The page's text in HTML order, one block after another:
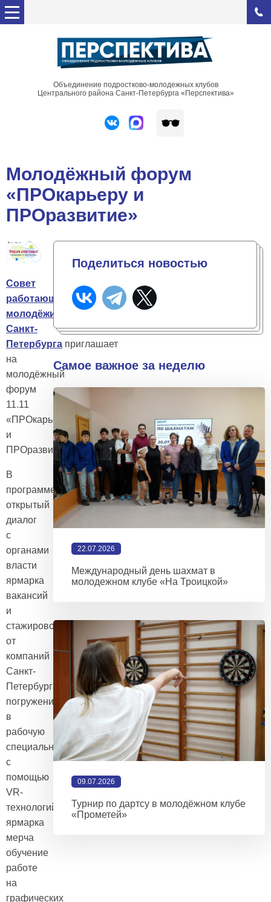
Объединение подростково-молодежных клубов
Центрального района Санкт-Петербурга «Перспектива»
Молодёжный форум
«ПРОкарьеру и
ПРОразвитие»
Совет
работающей
молодёжи
Санкт-
Петербурга приглашает
на
молодёжный
форум
11.11
«ПРОкарьеру
и
ПРОразвитие»
В
программе:
открытый
диалог
с
органами
власти
ярмарка
вакансий
и
стажировок
от
компаний
Санкт-
Петербурга
погружение
в
рабочую
специальность
с
помощью
VR-
технологий
ярмарка
мерча
обучение
работе
на
графических
Поделиться новостью
Самое важное за неделю
22.07.2026
Международный день шахмат в
молодежном клубе «На Троицкой»
09.07.2026
Турнир по дартсу в молодёжном клубе
«Прометей»